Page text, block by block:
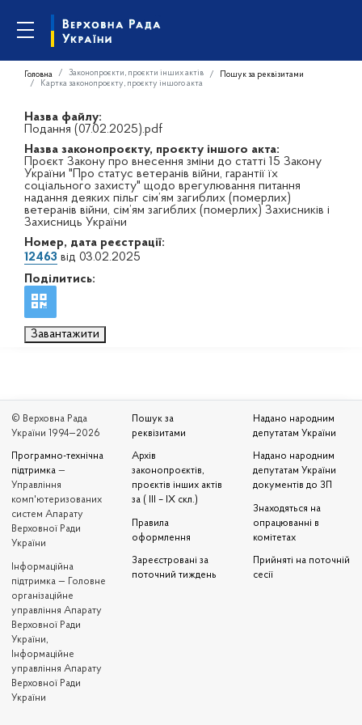
Головна Законопроєкти, проєкти інших актів
Пошук за реквізитами
Картка законопроєкту, проєкту іншого акта
Назва файлу:
Подання (07.02.2025).pdf
Назва законопроєкту, проєкту іншого акта:
Проєкт Закону про внесення зміни до статті 15 Закону
України "Про статус ветеранів війни, гарантії їх
соціального захисту" щодо врегулювання питання
надання деяких пільг сім’ям загиблих (померлих)
ветеранів війни, сім’ям загиблих (померлих) Захисників і
Захисниць України
Номер, дата реєстрації:
12463 від 03.02.2025
Поділитись:
Завантажити
© Верховна Рада
України 1994—2026
Програмно-технічна
підтримка —
Управління
комп'ютеризованих
систем Апарату
Верховної Ради
України
Iнформаційна
підтримка — Головне
організаційне
управління Апарату
Верховної Ради
України,
Інформаційне
управління Апарату
Верховної Ради
України
Пошук за
реквізитами
Архів
законопроєктів,
проєктів інших актів
за ( III – IX скл.)
Правила
оформлення
Зареєстровані за
поточний тиждень
Надано народним
депутатам України
Надано народним
депутатам України
документів до ЗП
Знаходяться на
опрацюванні в
комітетах
Прийняті на поточній
сесії